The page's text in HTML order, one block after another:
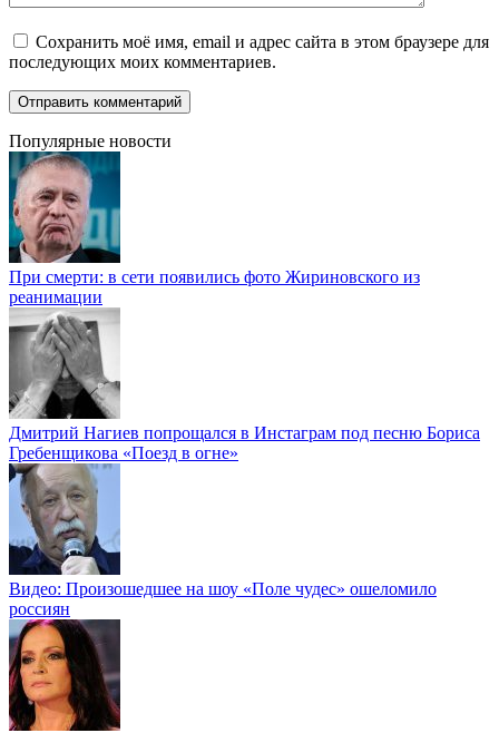
Сохранить моё имя, email и адрес сайта в этом браузере для
последующих моих комментариев.
Популярные новости
При смерти: в сети появились фото Жириновского из
реанимации
Дмитрий Нагиев попрощался в Инстаграм под песню Бориса
Гребенщикова «Поезд в огне»
Видео: Произошедшее на шоу «Поле чудес» ошеломило
россиян